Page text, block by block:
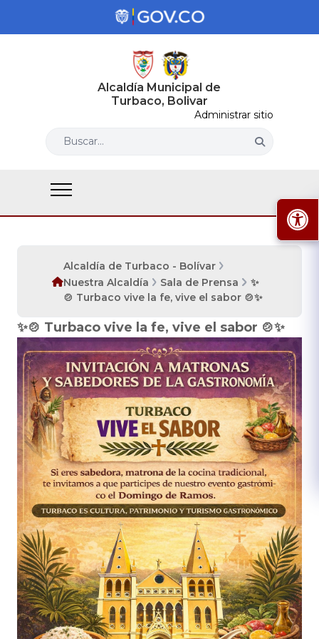
Alcaldía Municipal de
Turbaco, Bolivar
Administrar sitio
Buscar...
Alcaldía de Turbaco - Bolívar
Nuestra Alcaldía
Sala de Prensa
✨
🍲 Turbaco vive la fe, vive el sabor 🍲✨
✨🍲 Turbaco vive la fe, vive el sabor 🍲✨